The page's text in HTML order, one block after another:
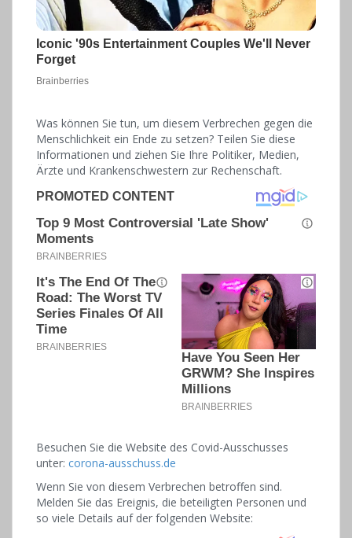
Was können Sie tun, um diesem Verbrechen gegen die
Menschlichkeit ein Ende zu setzen? Teilen Sie diese
Informationen und ziehen Sie Ihre Politiker, Medien,
Ärzte und Krankenschwestern zur Rechenschaft.
Besuchen Sie die Website des Covid-Ausschusses
unter: corona-ausschuss.de
Wenn Sie von diesem Verbrechen betroffen sind.
Melden Sie das Ereignis, die beteiligten Personen und
so viele Details auf der folgenden Website: